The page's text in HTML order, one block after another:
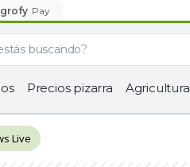
Pay
Precios pizarra Agricultura
Live